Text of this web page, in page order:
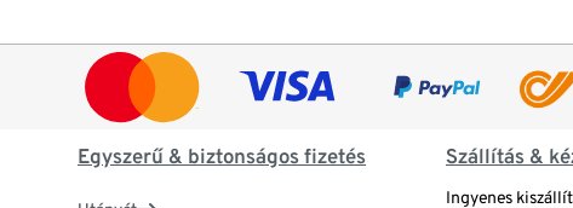
Egyszerű & biztonságos fizetés Szállítás &
Ingyenes